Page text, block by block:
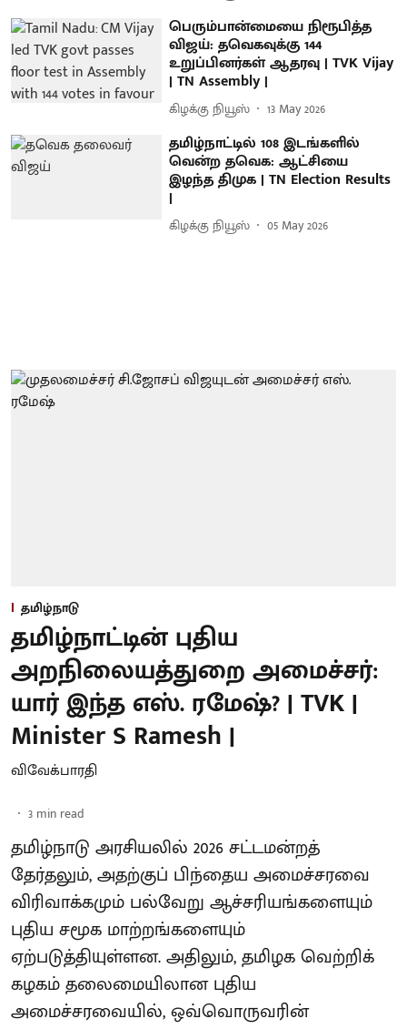
பெரும்பான்மையை நிரூபித்த
விஜய்: தவெகவுக்கு 144
உறுப்பினர்கள் ஆதரவு | TVK Vijay
| TN Assembly |
கிழக்கு நியூஸ் 13 May 2026
தமிழ்நாட்டில் 108 இடங்களில்
வென்ற தவெக: ஆட்சியை
இழந்த திமுக | TN Election Results
|
கிழக்கு நியூஸ் 05 May 2026
தமிழ்நாடு
தமிழ்நாட்டின் புதிய
அறநிலையத்துறை அமைச்சர்:
யார் இந்த எஸ். ரமேஷ்? | TVK |
Minister S Ramesh |
விவேக்பாரதி
3 min read
தமிழ்நாடு அரசியலில் 2026 சட்டமன்றத்
தேர்தலும், அதற்குப் பிந்தைய அமைச்சரவை
விரிவாக்கமும் பல்வேறு ஆச்சரியங்களையும்
புதிய சமூக மாற்றங்களையும்
ஏற்படுத்தியுள்ளன. அதிலும், தமிழக வெற்றிக்
கழகம் தலைமையிலான புதிய
அமைச்சரவையில், ஒவ்வொருவரின்